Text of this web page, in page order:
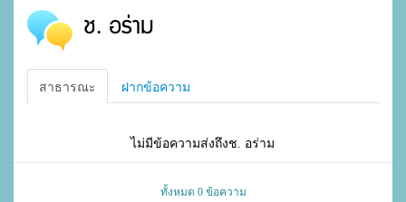
ช. อร่าม
สาธารณะ ฝากข้อความ
ไม่มีข้อความส่งถึงช. อร่าม
ทั้งหมด 0 ข้อความ